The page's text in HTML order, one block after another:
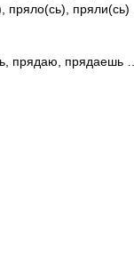
пряло(сь),
прядаю, прядаешь